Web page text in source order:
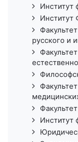
Институт
Институт
русского и
Институт